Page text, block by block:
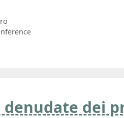
denudate dei